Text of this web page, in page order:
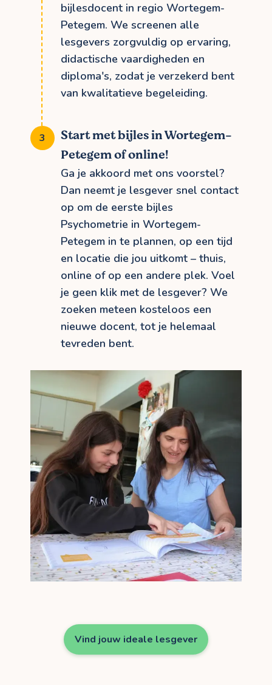
bijlesdocent in regio Wortegem-
Petegem. We screenen alle
lesgevers zorgvuldig op ervaring,
didactische vaardigheden en
diploma's, zodat je verzekerd bent
van kwalitatieve begeleiding.
Start met bijles in Wortegem-
Petegem of online!
Ga je akkoord met ons voorstel?
Dan neemt je lesgever snel contact
op om de eerste bijles
Psychometrie in Wortegem-
Petegem in te plannen, op een tijd
en locatie die jou uitkomt – thuis,
online of op een andere plek. Voel
je geen klik met de lesgever? We
zoeken meteen kosteloos een
nieuwe docent, tot je helemaal
tevreden bent.
Vind jouw ideale lesgever